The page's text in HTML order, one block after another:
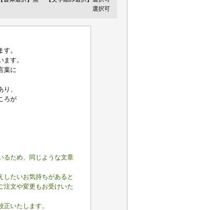
選択可
。
す。
葉に
、
ろが
るため、同じような文章
たいお気持ちがあると
注文や変更もお受けいた
いたします。